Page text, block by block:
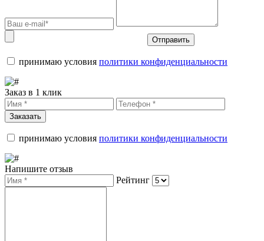
Отправить
принимаю условия политики конфиденциальности
Заказ в 1 клик
Заказать
принимаю условия политики конфиденциальности
Напишите отзыв
Рейтинг